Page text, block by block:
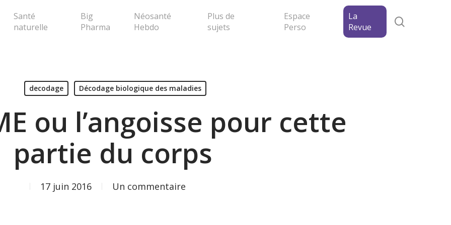
ou Echap pour fermer la popup
Santé
naturelle
Big
Pharma
Néosanté
Hebdo
Plus de
sujets
Espace
Perso
La
Revue
decodage Décodage biologique des maladies
ou l’angoisse pour cette
partie du corps
17 juin 2016 Un commentaire